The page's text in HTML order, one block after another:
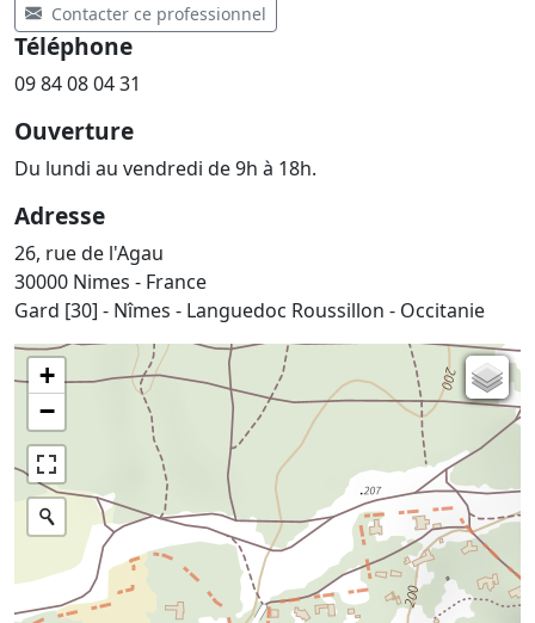
Contacter ce professionnel
Téléphone
09 84 08 04 31
Ouverture
Du lundi au vendredi de 9h à 18h.
Adresse
26, rue de l'Agau
30000 Nimes - France
Gard [30] - Nîmes - Languedoc Roussillon - Occitanie
+
−
Parcellaire cadastral